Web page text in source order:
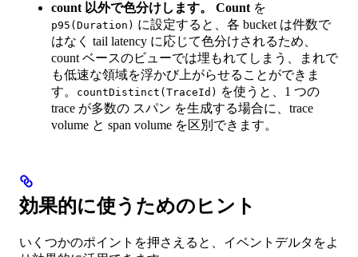
count 以外で色分けします。
Count を
p95(Duration) に設定すると、各 bucket は件数で
はなく tail latency に応じて色分けされるため、
count ベースのビューでは埋もれてしまう、まれで
も低速な領域を浮かび上がらせることができま
す。
countDistinct(TraceId) を使うと、1 つの
trace が多数の スパン を生成する場合に、trace
volume と span volume を区別できます。
効果的に使うためのヒント
いくつかのポイントを押さえると、イベントデルタをよ